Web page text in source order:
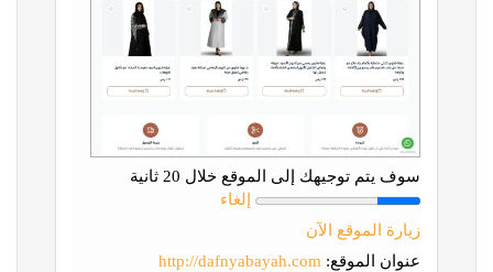
سوف يتم توجيهك إلى الموقع خلال 20 ثانية
إلغاء
زيارة الموقع الآن
عنوان الموقع: http://dafnyabayah.com